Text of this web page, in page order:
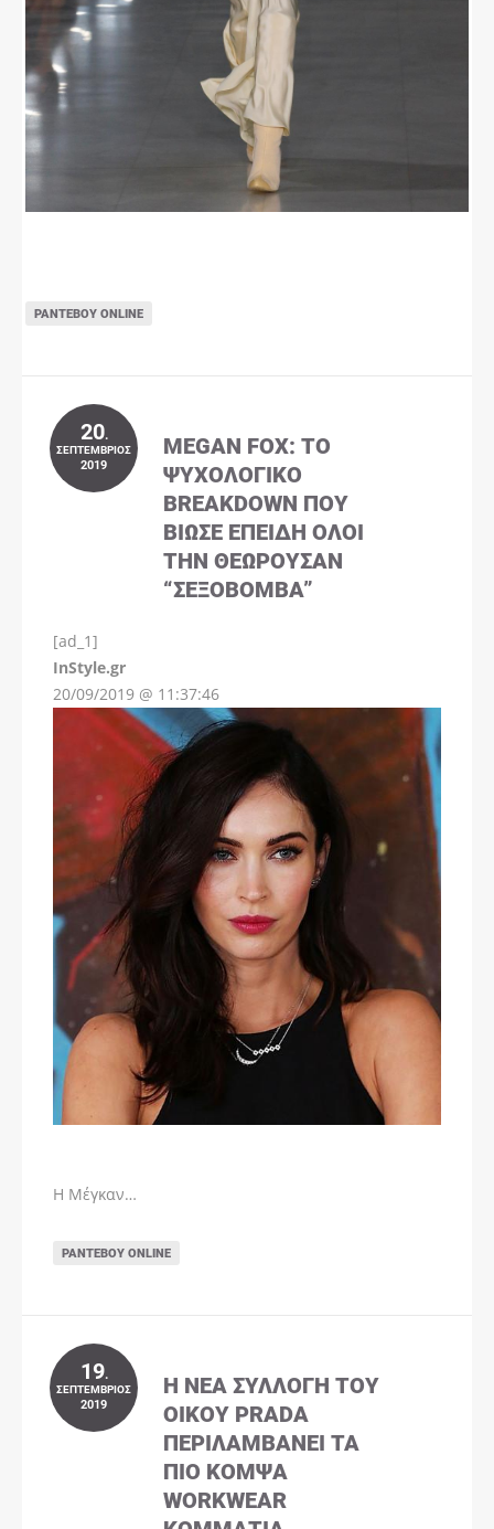
ΡΑΝΤΕΒΟΎ ONLINE
20.
ΣΕΠΤΈΜΒΡΙΟΣ
2019
MEGAN FOX: ΤΟ
ΨΥΧΟΛΟΓΙΚΌ
BREAKDOWN ΠΟΥ
ΒΊΩΣΕ ΕΠΕΙΔΉ ΌΛΟΙ
ΤΗΝ ΘΕΩΡΟΎΣΑΝ
“ΣΕΞΟΒΌΜΒΑ”
[ad_1]
InStyle.gr
20/09/2019 @ 11:37:46
Η Μέγκαν…
ΡΑΝΤΕΒΟΎ ONLINE
19.
ΣΕΠΤΈΜΒΡΙΟΣ
2019
Η ΝΈΑ ΣΥΛΛΟΓΉ ΤΟΥ
ΟΊΚΟΥ PRADA
ΠΕΡΙΛΑΜΒΆΝΕΙ ΤΑ
ΠΙΟ ΚΟΜΨΆ
WORKWEAR